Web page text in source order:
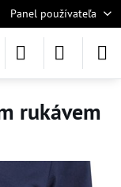
Panel používateľa
rukávem